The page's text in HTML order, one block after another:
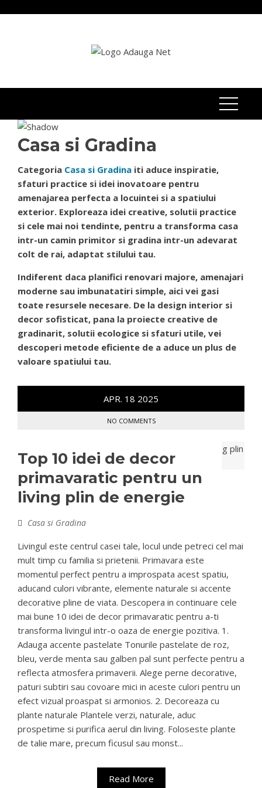
Casa si Gradina
Categoria Casa si Gradina iti aduce inspiratie,
sfaturi practice si idei inovatoare pentru
amenajarea perfecta a locuintei si a spatiului
exterior. Exploreaza idei creative, solutii practice
si cele mai noi tendinte, pentru a transforma casa
intr-un camin primitor si gradina intr-un adevarat
colt de rai, adaptat stilului tau.
Indiferent daca planifici renovari majore, amenajari
moderne sau imbunatatiri simple, aici vei gasi
toate resursele necesare. De la design interior si
decor sofisticat, pana la proiecte creative de
gradinarit, solutii ecologice si sfaturi utile, vei
descoperi metode eficiente de a aduce un plus de
valoare spatiului tau.
APR. 18 2025
NO COMMENTS
Top 10 idei de decor
primavaratic pentru un
living plin de energie
Casa si Gradina
Livingul este centrul casei tale, locul unde petreci cel mai
mult timp cu familia si prietenii. Primavara este
momentul perfect pentru a improspata acest spatiu,
aducand culori vibrante, elemente naturale si accente
decorative pline de viata. Descopera in continuare cele
mai bune 10 idei de decor primavaratic pentru a-ti
transforma livingul intr-o oaza de energie pozitiva. 1.
Adauga accente pastelate Tonurile pastelate de roz,
bleu, verde menta sau galben pal sunt perfecte pentru a
reflecta atmosfera primaverii. Alege perne decorative,
paturi subtiri sau covoare mici in aceste culori pentru un
efect vizual proaspat si armonios. 2. Decoreaza cu
plante naturale Plantele verzi, naturale, aduc
prospetime si purifica aerul din living. Foloseste plante
de talie mare, precum ficusul sau monst...
Read More